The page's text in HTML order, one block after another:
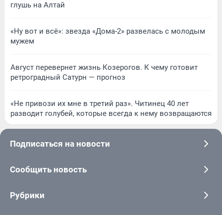
глушь на Алтай
«Ну вот и всё»: звезда «Дома-2» развелась с молодым
мужем
Август перевернет жизнь Козерогов. К чему готовит
ретроградный Сатурн — прогноз
«Не привози их мне в третий раз». Читинец 40 лет
разводит голубей, которые всегда к нему возвращаются
Подписаться на новости
Сообщить новость
Рубрики